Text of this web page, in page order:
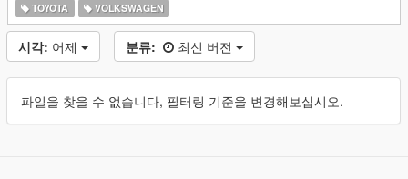
TOYOTA
VOLKSWAGEN
시각: 어제 분류: 최신 버전
파일을 찾을 수 없습니다, 필터링 기준을 변경해보십시오.